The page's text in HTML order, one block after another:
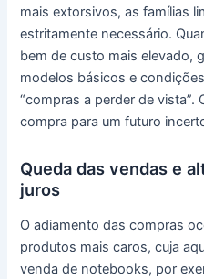
mais extorsivos, as famílias
estritamente necessário.
bem de custo mais elevado,
modelos básicos e
“compras a perder de vista”.
compra para um futuro
Queda das vendas e
juros
O adiamento das compras
produtos mais caros, cuja
venda de notebooks, por